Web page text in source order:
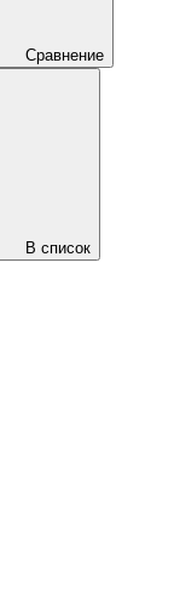
Сравнение
В список